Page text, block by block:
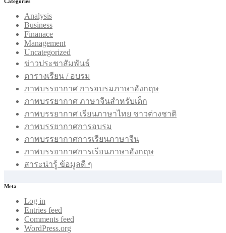
Analysis
Business
Finanace
Management
Uncategorized
ข่าวประชาสัมพันธ์
ตารางเรียน / อบรม
ภาพบรรยากาศ การอบรมภาษาอังกฤษ
ภาพบรรยากาศ ภาษาจีนสำหรับเด็ก
ภาพบรรยากาศ เรียนภาษาไทย ชาวต่างชาติ
ภาพบรรยากาศการอบรม
ภาพบรรยากาศการเรียนภาษาจีน
ภาพบรรยากาศการเรียนภาษาอังกฤษ
สาระน่ารู้ ข้อมูลดี ๆ
Meta
Log in
Entries feed
Comments feed
WordPress.org